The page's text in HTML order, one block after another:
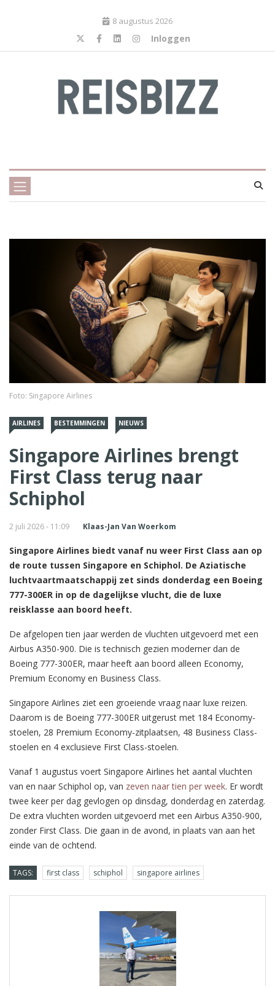
8 augustus 2026
Inloggen
Foto: Singapore Airlines
AIRLINES BESTEMMINGEN NIEUWS
Singapore Airlines brengt
First Class terug naar
Schiphol
2 juli 2026 - 11:09 Klaas-Jan Van Woerkom
Singapore Airlines biedt vanaf nu weer First Class aan op
de route tussen Singapore en Schiphol. De Aziatische
luchtvaartmaatschappij zet sinds donderdag een Boeing
777-300ER in op de dagelijkse vlucht, die de luxe
reisklasse aan boord heeft.
De afgelopen tien jaar werden de vluchten uitgevoerd met een
Airbus A350-900. Die is technisch gezien moderner dan de
Boeing 777-300ER, maar heeft aan boord alleen Economy,
Premium Economy en Business Class.
Singapore Airlines ziet een groeiende vraag naar luxe reizen.
Daarom is de Boeing 777-300ER uitgerust met 184 Economy-
stoelen, 28 Premium Economy-zitplaatsen, 48 Business Class-
stoelen en 4 exclusieve First Class-stoelen.
Vanaf 1 augustus voert Singapore Airlines het aantal vluchten
van en naar Schiphol op, van zeven naar tien per week. Er wordt
twee keer per dag gevlogen op dinsdag, donderdag en zaterdag.
De extra vluchten worden uitgevoerd met een Airbus A350-900,
zonder First Class. Die gaan in de avond, in plaats van aan het
einde van de ochtend.
TAGS: first class schiphol singapore airlines